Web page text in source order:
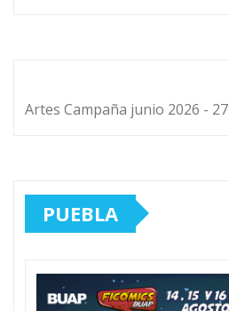
Artes Campaña junio 2026 - 27
PUEBLA